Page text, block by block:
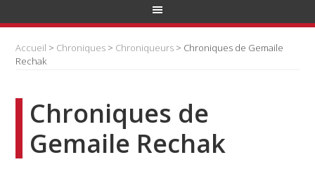
Accueil > Chroniques > Chroniqueurs > Chroniques de Gemaile
Rechak
Chroniques de
Gemaile Rechak